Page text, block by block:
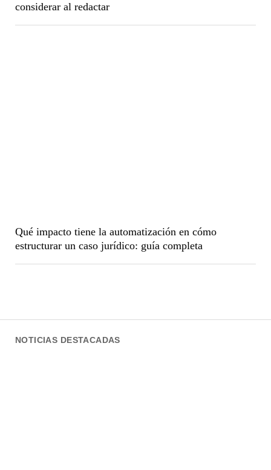
NOTICIAS DESTACADAS
considerar al redactar
Qué impacto tiene la automatización en cómo
estructurar un caso jurídico: guía completa